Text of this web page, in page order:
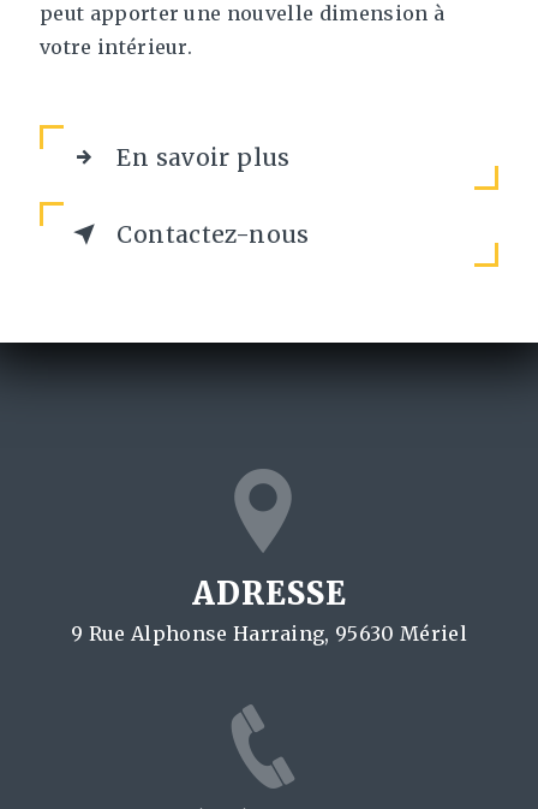
peut apporter une nouvelle dimension à
votre intérieur.
En savoir plus
Contactez-nous
ADRESSE
9 Rue Alphonse Harraing, 95630 Mériel